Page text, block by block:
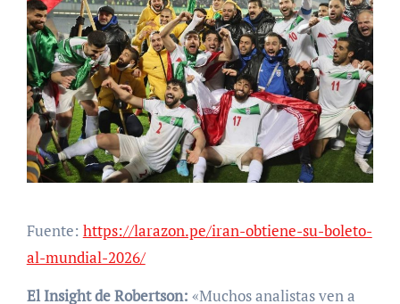
Fuente: https://larazon.pe/iran-obtiene-su-boleto-
al-mundial-2026/
El Insight de Robertson: «Muchos analistas ven a